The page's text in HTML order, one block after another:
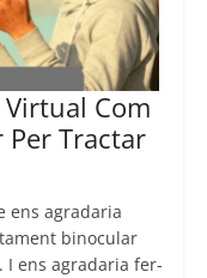
Com
Tractar
ens agradaria
binocular
I ens agradaria fer-